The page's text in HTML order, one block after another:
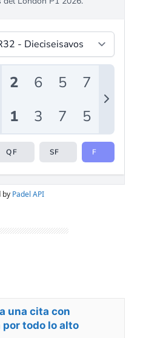
by Padel API
una cita con
todo lo alto